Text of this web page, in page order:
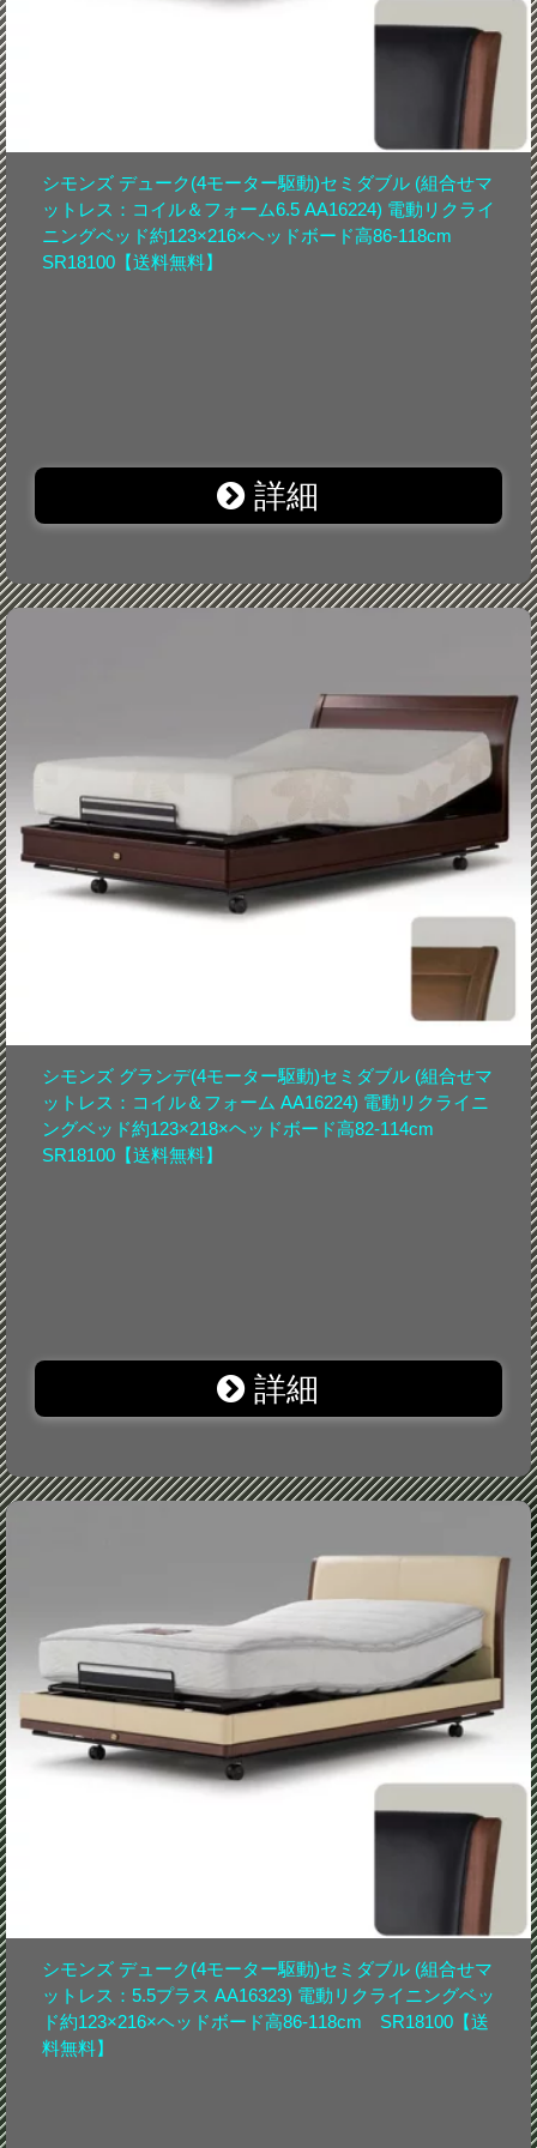
シモンズ デューク(4モーター駆動)セミダブル (組合せマ
ットレス：コイル＆フォーム6.5 AA16224) 電動リクライ
ニングベッド約123×216×ヘッドボード高86-118cm
SR18100【送料無料】
詳細
シモンズ グランデ(4モーター駆動)セミダブル (組合せマ
ットレス：コイル＆フォーム AA16224) 電動リクライニ
ングベッド約123×218×ヘッドボード高82-114cm
SR18100【送料無料】
詳細
シモンズ デューク(4モーター駆動)セミダブル (組合せマ
ットレス：5.5プラス AA16323) 電動リクライニングベッ
ド約123×216×ヘッドボード高86-118cm SR18100【送
料無料】